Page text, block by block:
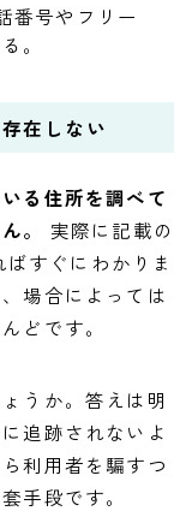
番号やフリー
。
在しない
る住所を調べて
。
実際に記載の
すぐにわかりま
場合によっては
どです。
うか。答えは明
追跡されないよ
利用者を騙すつ
手段です。